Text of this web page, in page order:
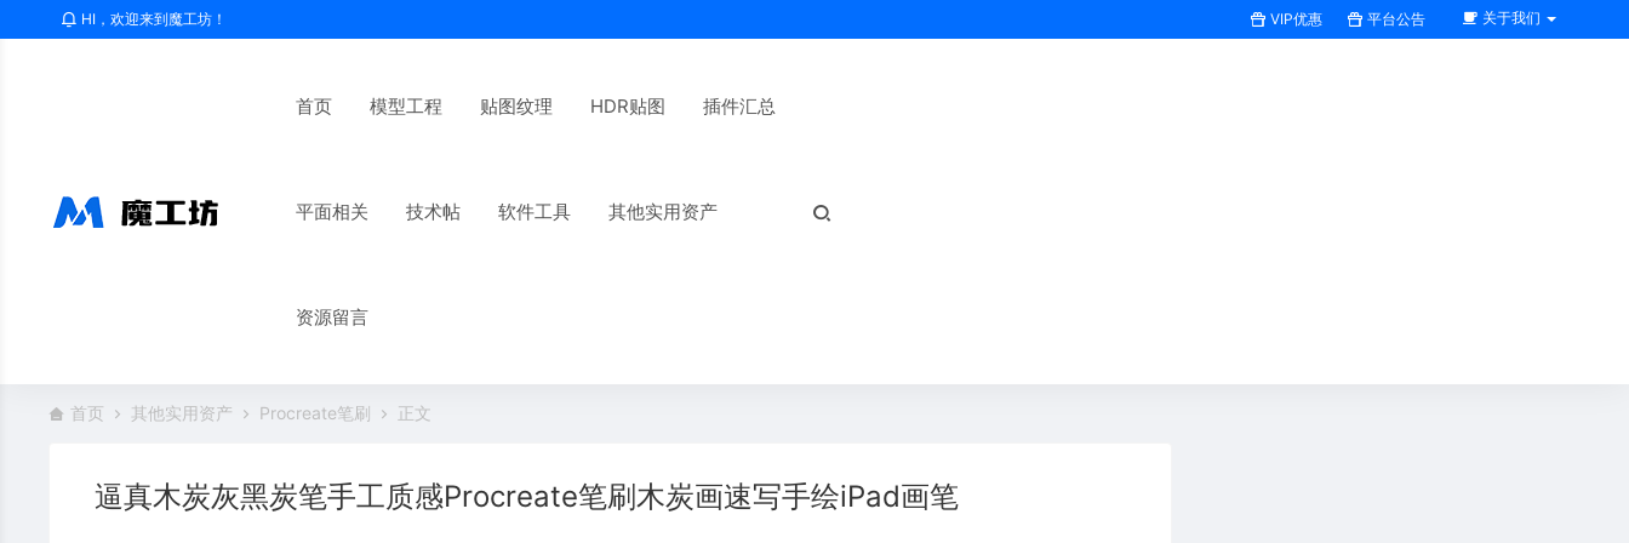
HI，欢迎来到魔工坊！ VIP优惠 平台公告 关于我们
首页 模型工程 贴图纹理 HDR贴图 插件汇总
平面相关 技术帖 软件工具 其他实用资产
资源留言
首页 其他实用资产 Procreate笔刷 正文
逼真木炭灰黑炭笔手工质感Procreate笔刷木炭画速写手绘iPad画笔